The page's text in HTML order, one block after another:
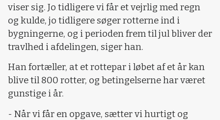
viser sig. Jo tidligere vi får et vejrlig med regn
og kulde, jo tidligere søger rotterne ind i
bygningerne, og i perioden frem til jul bliver der
travlhed i afdelingen, siger han.
Han fortæller, at et rottepar i løbet af et år kan
blive til 800 rotter, og betingelserne har været
gunstige i år.
- Når vi får en opgave, sætter vi hurtigt og